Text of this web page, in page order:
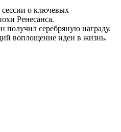
сессии о ключевых
Ренесанса.
получил серебряную награду.
воплощение идеи в жизнь.